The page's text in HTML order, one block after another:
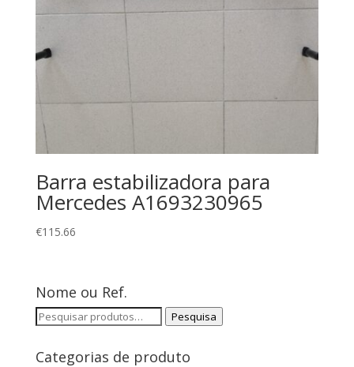
Barra estabilizadora para
Mercedes A1693230965
€115.66
Nome ou Ref.
Pesquisar
Pesquisa
Categorias de produto